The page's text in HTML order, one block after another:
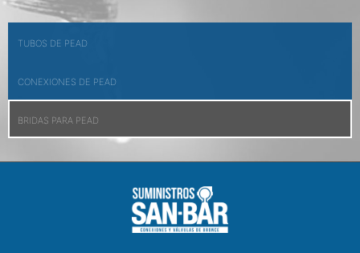
TUBOS DE PEAD
CONEXIONES DE PEAD
BRIDAS PARA PEAD